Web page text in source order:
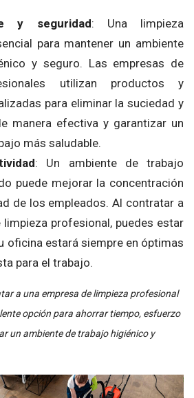
y seguridad: Una limpieza
para mantener un ambiente
y seguro. Las empresas de
utilizan productos y
para eliminar la suciedad y
manera efectiva y garantizar un
más saludable.
: Un ambiente de trabajo
puede mejorar la concentración
de los empleados. Al contratar a
limpieza profesional, puedes estar
oficina estará siempre en óptimas
para el trabajo.
a una empresa de limpieza profesional
opción para ahorrar tiempo, esfuerzo
un ambiente de trabajo higiénico y